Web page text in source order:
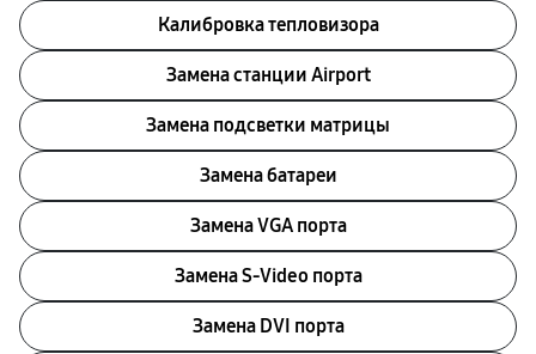
Калибровка тепловизора
Замена станции Airport
Замена подсветки матрицы
Замена батареи
Замена VGA порта
Замена S-Video порта
Замена DVI порта